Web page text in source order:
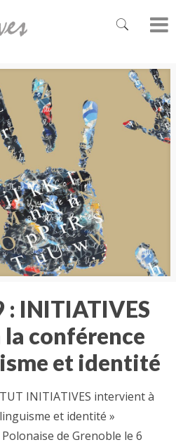
INITIATIVES
conférence
et identité
INITIATIVES intervient à
et identité »
de Grenoble le 6